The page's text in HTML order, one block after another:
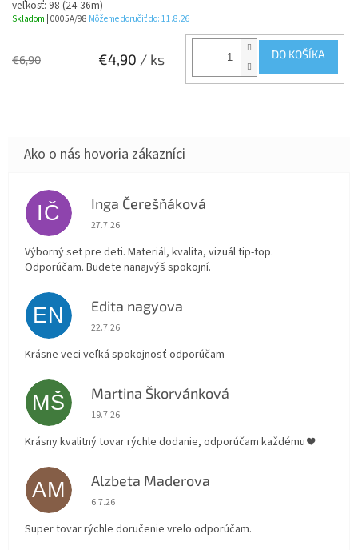
veľkosť: 98 (24-36m)
Skladom | 0005A/98 Môžeme doručiť do: 11.8.26
€6,90 €4,90 / ks DO KOŠÍKA
IČ Inga Čerešňáková
Hodnotenie obchodu je 5 z 5 hviezdičiek.
27.7.26
Výborný set pre deti. Materiál, kvalita, vizuál tip-top.
Odporúčam. Budete nanajvýš spokojní.
EN Edita nagyova
Hodnotenie obchodu je 5 z 5 hviezdičiek.
22.7.26
Krásne veci veľká spokojnosť odporúčam
MŠ Martina Škorvánková
Hodnotenie obchodu je 5 z 5 hviezdičiek.
19.7.26
Krásny kvalitný tovar rýchle dodanie, odporúčam každému ❤️
AM Alzbeta Maderova
Hodnotenie obchodu je 5 z 5 hviezdičiek.
6.7.26
Super tovar rýchle doručenie vrelo odporúčam.